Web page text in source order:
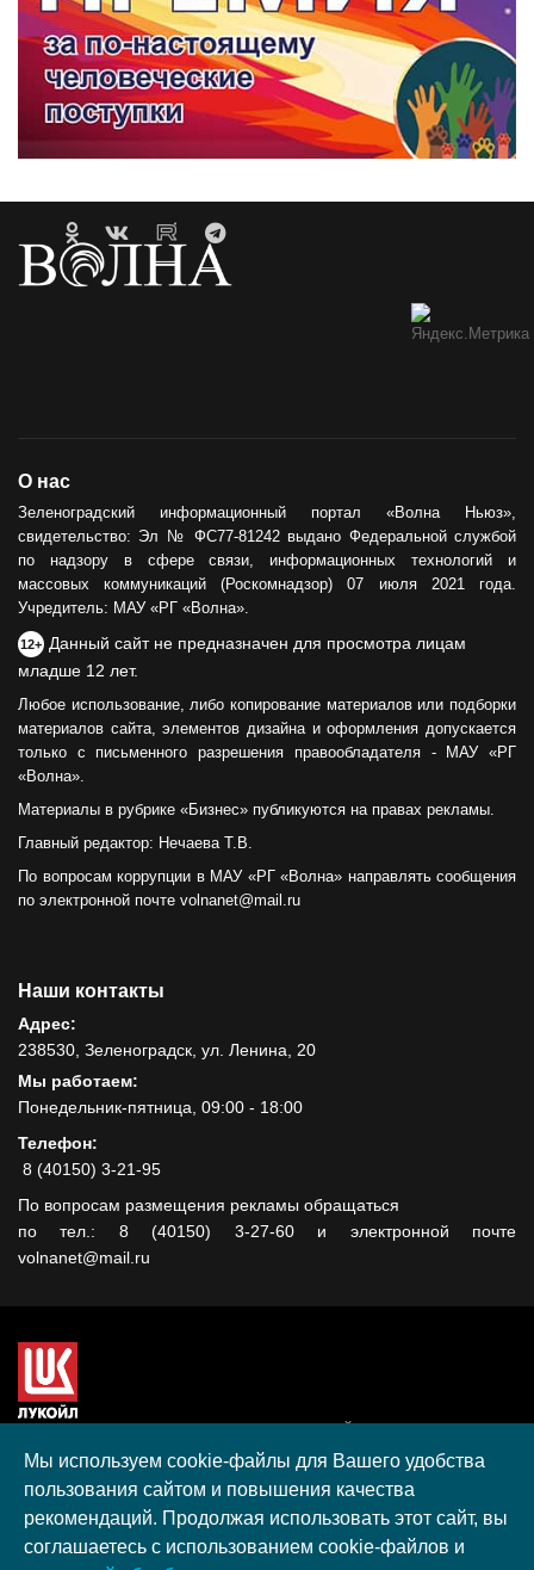
О нас
Зеленоградский информационный портал «Волна Ньюз»,
свидетельство: Эл № ФС77-81242 выдано Федеральной службой
по надзору в сфере связи, информационных технологий и
массовых коммуникаций (Роскомнадзор) 07 июля 2021 года.
Учредитель: МАУ «РГ «Волна».
12+ Данный сайт не предназначен для просмотра лицам
младше 12 лет.
Любое использование, либо копирование материалов или подборки
материалов сайта, элементов дизайна и оформления допускается
только с письменного разрешения правообладателя - МАУ «РГ
«Волна».
Материалы в рубрике «Бизнес» публикуются на правах рекламы.
Главный редактор: Нечаева Т.В.
По вопросам коррупции в МАУ «РГ «Волна» направлять сообщения
по электронной почте volnanet@mail.ru
Наши контакты
Адрес:
238530, Зеленоградск, ул. Ленина, 20
Мы работаем:
Понедельник-пятница, 09:00 - 18:00
Телефон:
8 (40150) 3-21-95
По вопросам размещения рекламы обращаться
по тел.: 8 (40150) 3-27-60 и электронной почте
volnanet@mail.ru
гранта, полученного в рамках XIII Конкурса социальных и
культурных проектов ПАО "ЛУКОЙЛ" на территории
Калининградской области в 2020 году
Согласие на обработку персональных данных
Разработка, поддержка и продвижение S-Media group
Мы используем cookie-файлы для Вашего удобства
пользования сайтом и повышения качества
рекомендаций. Продолжая использовать этот сайт, вы
соглашаетесь с использованием cookie-файлов и